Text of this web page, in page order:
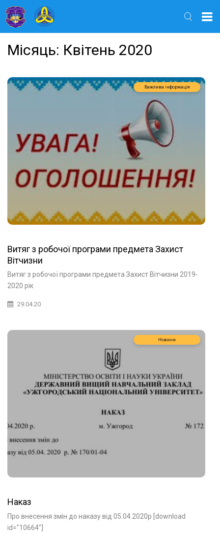
Місяць: Квітень 2020
Важлива інформація
Витяг з робочої програми предмета Захист
Вітчизни
Витяг з робочої програми предмета Захист Вітчизни 2019-
2020 рік
29.04.20
Новини
Наказ
Про внесення змін до наказу від 05.04.2020р [download
id="10664"]